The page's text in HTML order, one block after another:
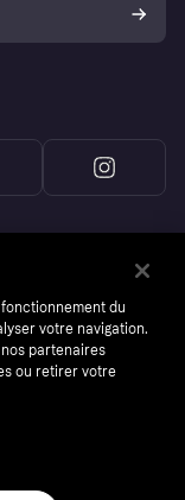
du
votre navigation.
partenaires
ou retirer votre